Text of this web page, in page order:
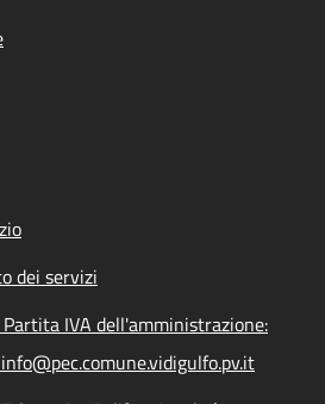
dei servizi
IVA dell'amministrazione: